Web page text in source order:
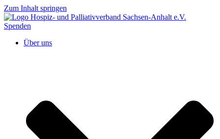
Zum Inhalt springen
Spenden
Über uns